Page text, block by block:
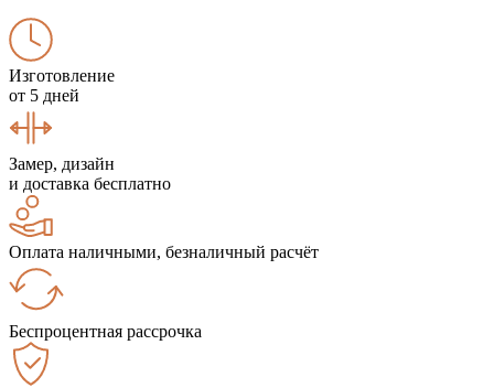
Изготовление
от 5 дней
Замер, дизайн
и доставка бесплатно
Оплата наличными, безналичный расчёт
Беспроцентная рассрочка